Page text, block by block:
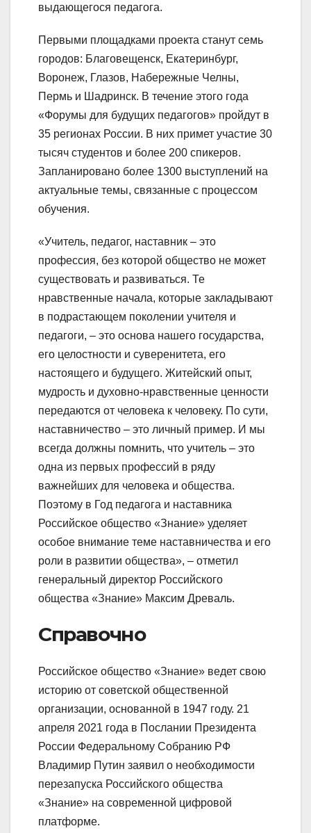
выдающегося педагога.
Первыми площадками проекта станут семь
городов: Благовещенск, Екатеринбург,
Воронеж, Глазов, Набережные Челны,
Пермь и Шадринск. В течение этого года
«Форумы для будущих педагогов» пройдут в
35 регионах России. В них примет участие 30
тысяч студентов и более 200 спикеров.
Запланировано более 1300 выступлений на
актуальные темы, связанные с процессом
обучения.
«Учитель, педагог, наставник – это
профессия, без которой общество не может
существовать и развиваться. Те
нравственные начала, которые закладывают
в подрастающем поколении учителя и
педагоги, – это основа нашего государства,
его целостности и суверенитета, его
настоящего и будущего. Житейский опыт,
мудрость и духовно-нравственные ценности
передаются от человека к человеку. По сути,
наставничество – это личный пример. И мы
всегда должны помнить, что учитель – это
одна из первых профессий в ряду
важнейших для человека и общества.
Поэтому в Год педагога и наставника
Российское общество «Знание» уделяет
особое внимание теме наставничества и его
роли в развитии общества», – отметил
генеральный директор Российского
общества «Знание» Максим Древаль.
Справочно
Российское общество «Знание» ведет свою
историю от советской общественной
организации, основанной в 1947 году. 21
апреля 2021 года в Послании Президента
России Федеральному Собранию РФ
Владимир Путин заявил о необходимости
перезапуска Российского общества
«Знание» на современной цифровой
платформе.